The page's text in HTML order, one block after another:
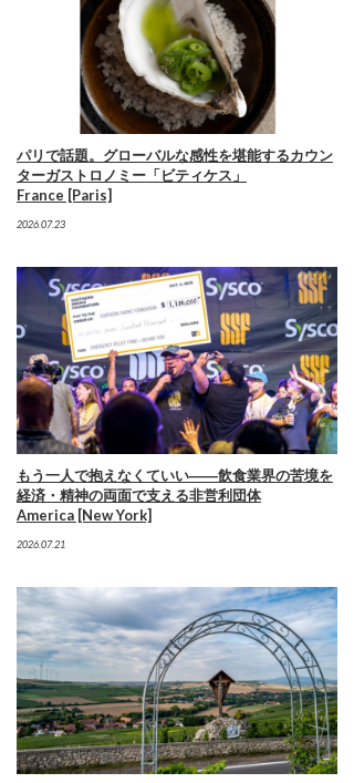
パリで話題。グローバルな感性を堪能するカウン
ターガストロノミー「ビティケス」
France [Paris]
2026.07.23
もう一人で抱えなくていい――飲食業界の苦境を
経済・精神の両面で支える非営利団体
America [New York]
2026.07.21